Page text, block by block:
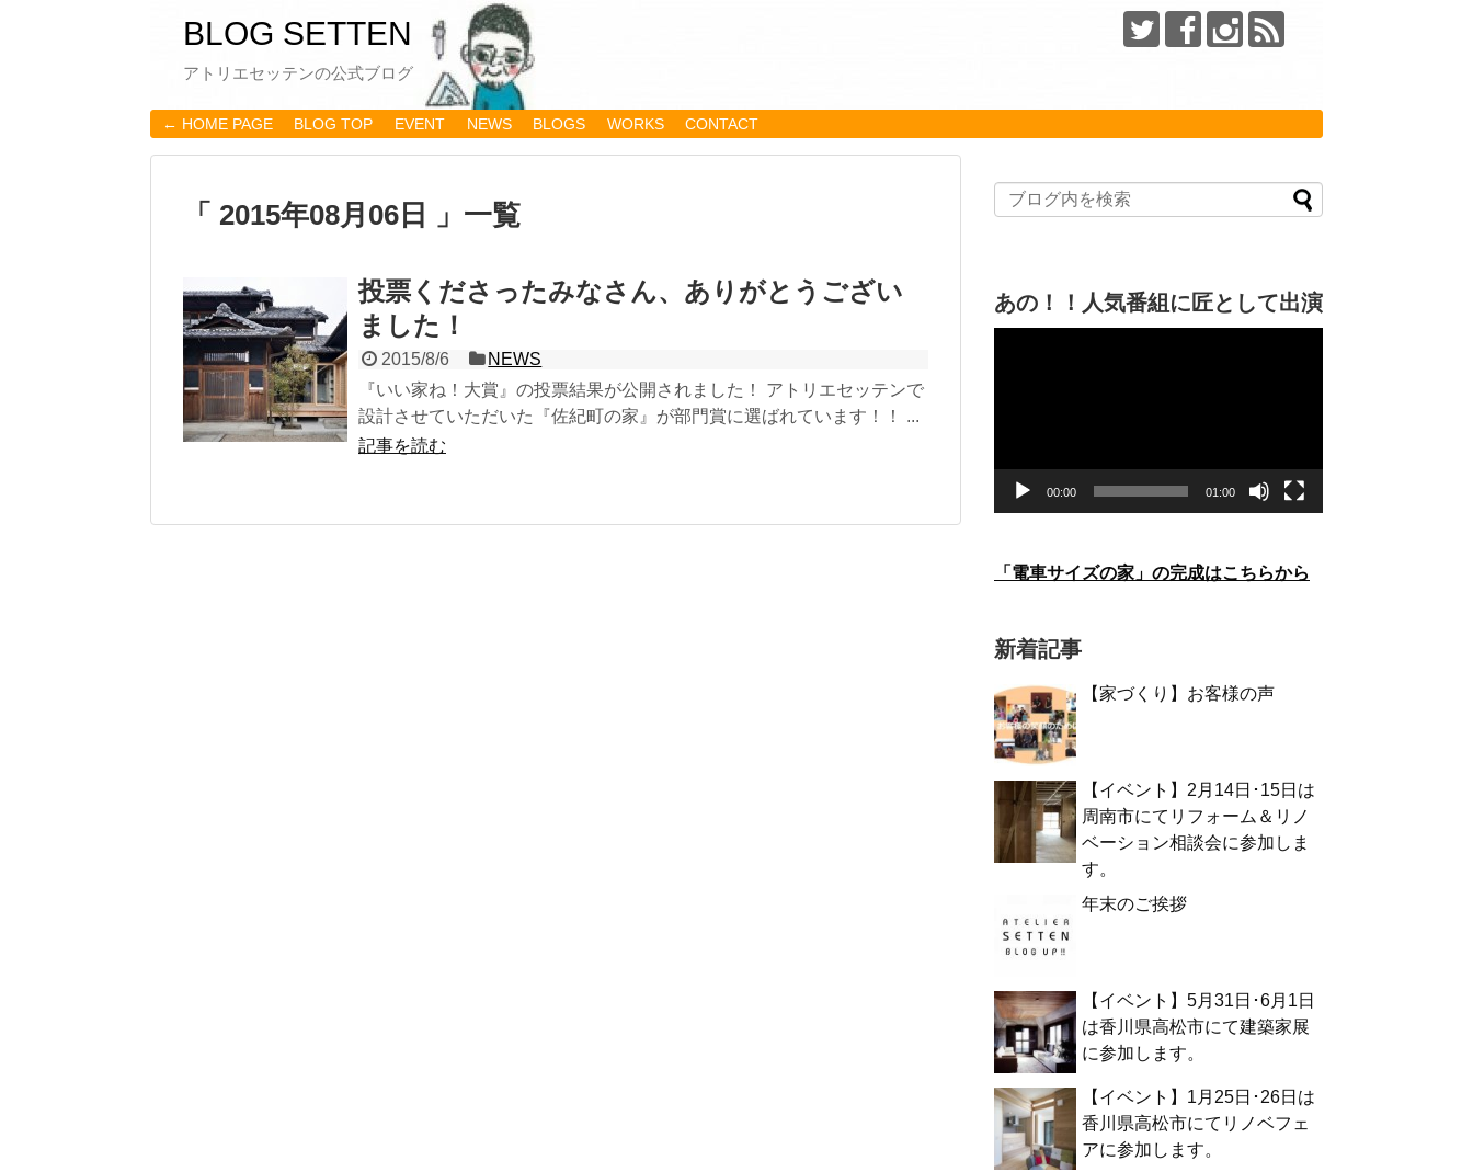
BLOG SETTEN
アトリエセッテンの公式ブログ
← HOME PAGE BLOG TOP EVENT NEWS BLOGS WORKS CONTACT
「 2015年08月06日 」一覧
投票くださったみなさん、ありがとうござい
ました！
2015/8/6
NEWS
『いい家ね！大賞』の投票結果が公開されました！ アトリエセッテンで
設計させていただいた『佐紀町の家』が部門賞に選ばれています！！ ...
記事を読む
あの！！人気番組に匠として出演
ー
00:00 01:00
「電車サイズの家」の完成はこちらから
新着記事
【家づくり】お客様の声
【イベント】2月14日･15日は
周南市にてリフォーム＆リノ
ベーション相談会に参加しま
す。
年末のご挨拶
【イベント】5月31日･6月1日
は香川県高松市にて建築家展
に参加します。
【イベント】1月25日･26日は
香川県高松市にてリノベフェ
アに参加します。